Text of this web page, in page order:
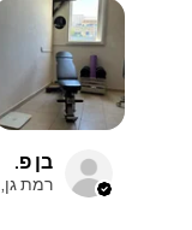
בן פ.
רמת גן, Israel